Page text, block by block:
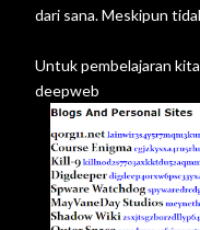
dari sana. Meskipun
Untuk pembelajaran
deepweb